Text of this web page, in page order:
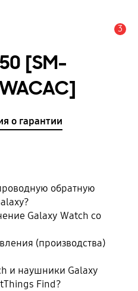
3
[SM-
о гарантии
обратную
Galaxy Watch со
(производства)
и наушники Galaxy
Find?